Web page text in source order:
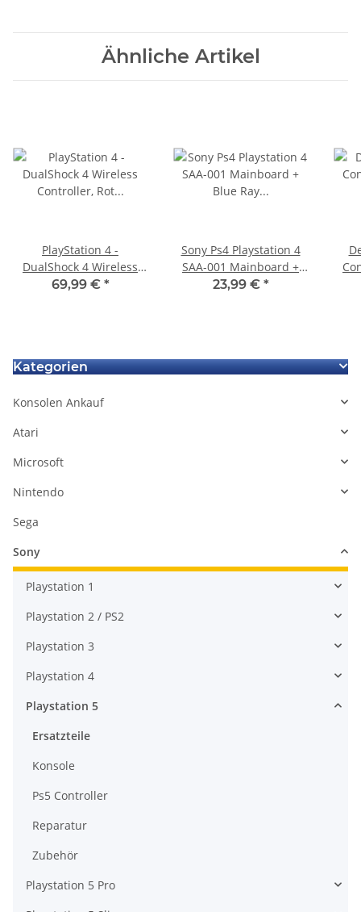
Ähnliche Artikel
PlayStation 4 -
DualShock 4 Wireless
Controller, Rot
69,99 € *
Sony Ps4 Playstation 4
SAA-001 Mainboard +
Blue Ray Mainboard
23,99 € *
Kategorien
Konsolen Ankauf
Atari
Microsoft
Nintendo
Sega
Sony
Playstation 1
Playstation 2 / PS2
Playstation 3
Playstation 4
Playstation 5
Ersatzteile
Konsole
Ps5 Controller
Reparatur
Zubehör
Playstation 5 Pro